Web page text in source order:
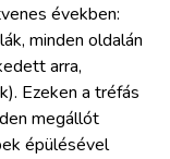
években:
minden oldalán
arra,
Ezeken a tréfás
megállót
épülésével